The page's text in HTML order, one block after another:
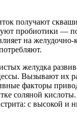
получают
пробиотики —
на
желудка
Вызывают их
факторы
соляной
с высокой и